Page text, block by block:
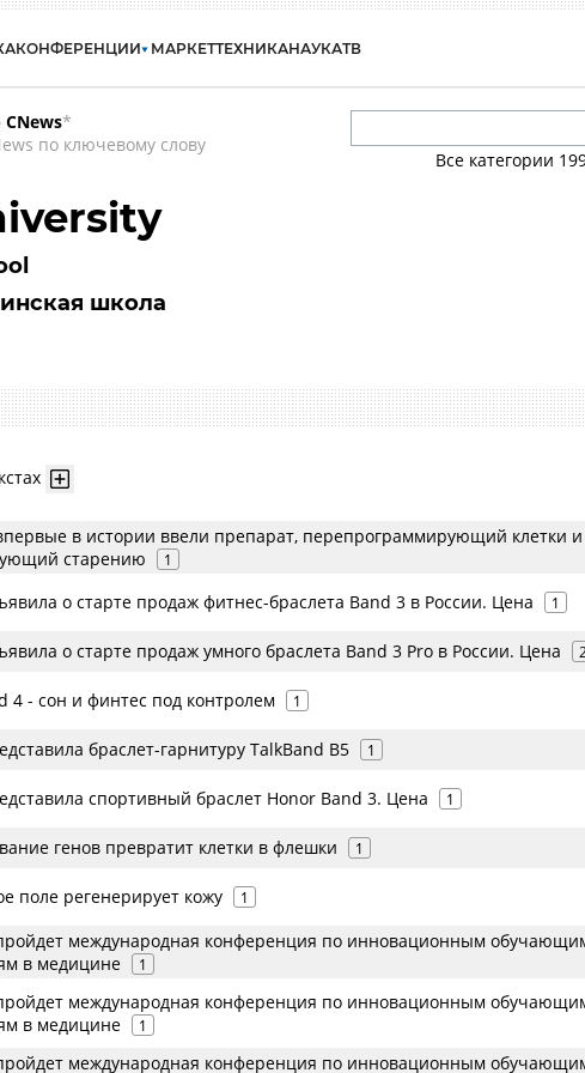
КОНФЕРЕНЦИИ МАРКЕТТЕХНИКАНАУКАТВ
*
по ключевому слову
Все категории
школа
в истории ввели препарат, перепрограммирующий клетки и
старению
1
о старте продаж фитнес-браслета Band 3 в России. Цена 1
о старте продаж умного браслета Band 3 Pro в России. Цена 2
4 - сон и финтес под контролем 1
браслет-гарнитуру TalkBand B5 1
спортивный браслет Honor Band 3. Цена 1
генов превратит клетки в флешки 1
поле регенерирует кожу 1
международная конференция по инновационным
в медицине
1
международная конференция по инновационным
в медицине
1
международная конференция по инновационным